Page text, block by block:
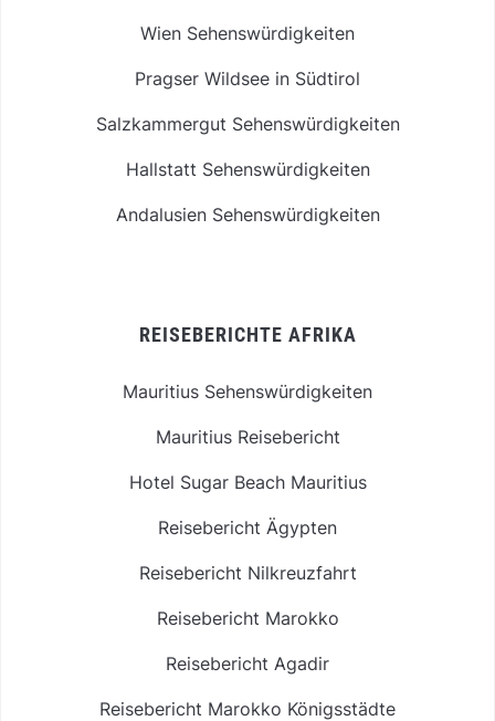
Wien Sehenswürdigkeiten
Pragser Wildsee in Südtirol
Salzkammergut Sehenswürdigkeiten
Hallstatt Sehenswürdigkeiten
Andalusien Sehenswürdigkeiten
REISEBERICHTE AFRIKA
Mauritius Sehenswürdigkeiten
Mauritius Reisebericht
Hotel Sugar Beach Mauritius
Reisebericht Ägypten
Reisebericht Nilkreuzfahrt
Reisebericht Marokko
Reisebericht Agadir
Reisebericht Marokko Königsstädte